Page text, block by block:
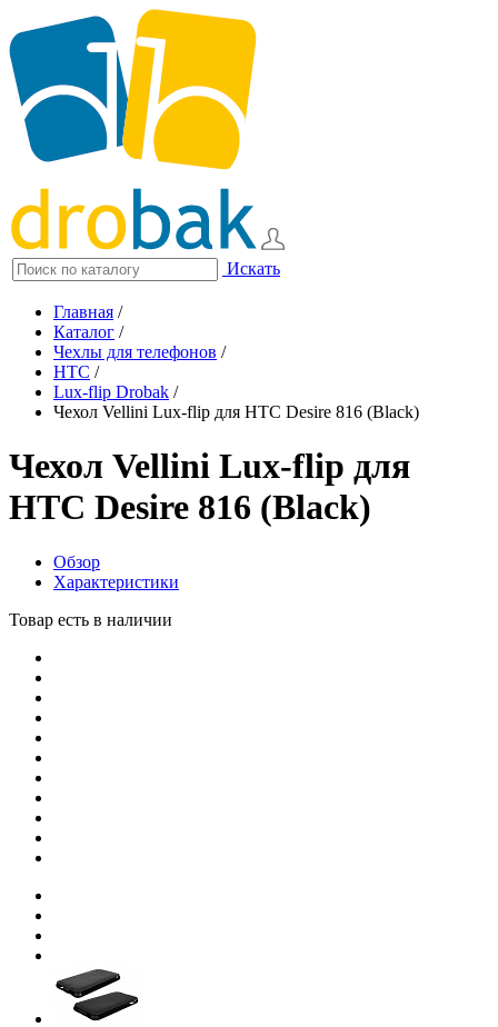
Искать
Главная /
Каталог /
Чехлы для телефонов /
HTC /
Lux-flip Drobak /
Чехол Vellini Lux-flip для HTC Desire 816 (Black)
Чехол Vellini Lux-flip для
HTC Desire 816 (Black)
Обзор
Характеристики
Товар есть в наличии